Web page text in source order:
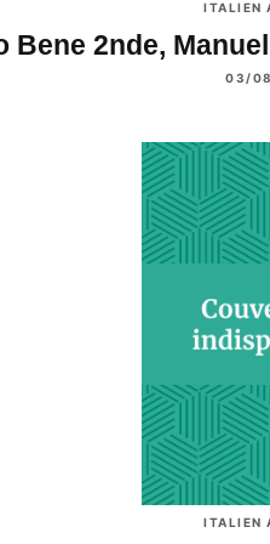
ITALIEN
Bene 2nde,
03/
ITALIEN